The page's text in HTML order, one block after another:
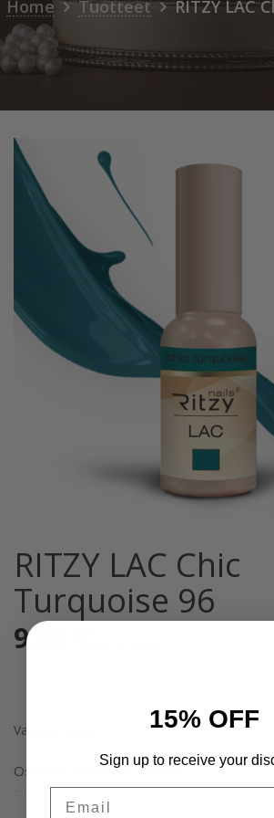
Home Tuotteet RITZY LAC
RITZY LAC Chic
Turquoise 96
9,68
Varasto loppu
Osastot: Geelilakat ,Yleinen
15% OFF
Sign up to receive your